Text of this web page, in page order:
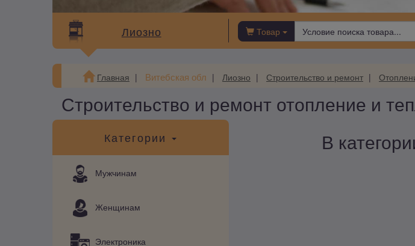
Лиозно Товар
Главная Витебская обл Лиозно Строительство и ремонт
Строительство и ремонт отопление и
Категории
Мужчинам
Женщинам
Электроника
В